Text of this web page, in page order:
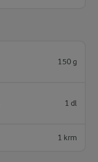
150 g
1 dl
1 krm